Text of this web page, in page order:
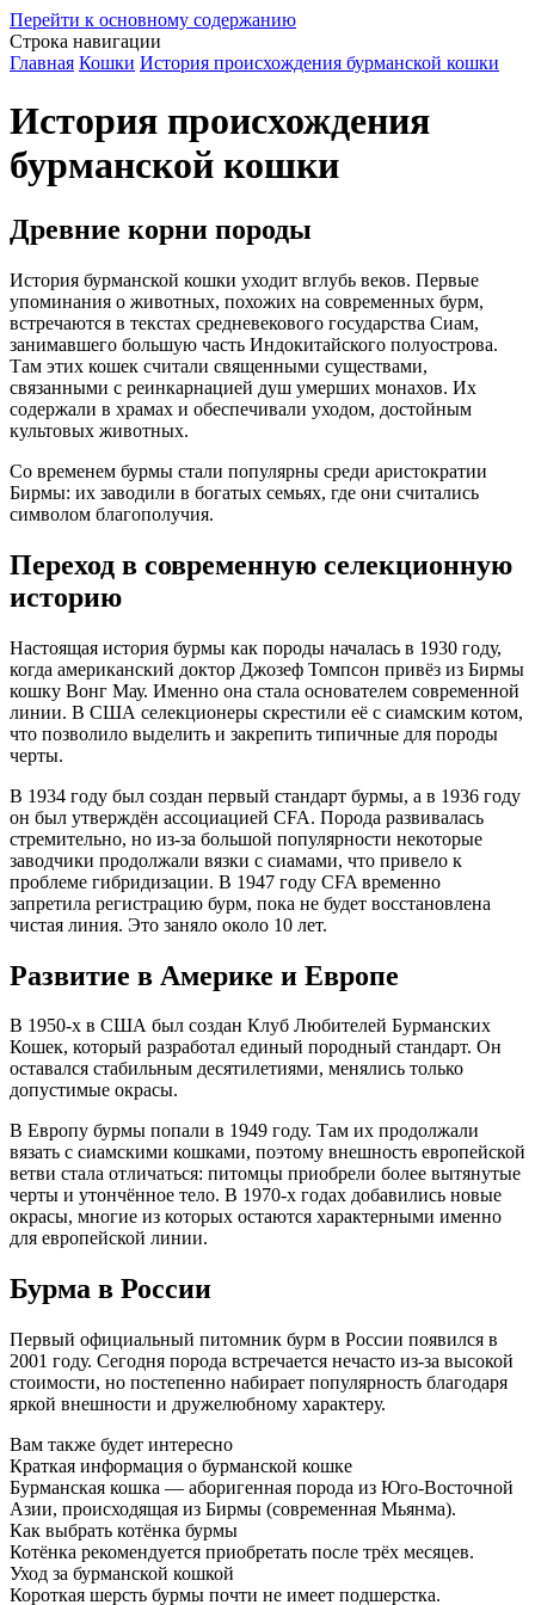
Перейти к основному содержанию
Строка навигации
Главная Кошки История происхождения бурманской кошки
История происхождения
бурманской кошки
Древние корни породы
История бурманской кошки уходит вглубь веков. Первые
упоминания о животных, похожих на современных бурм,
встречаются в текстах средневекового государства Сиам,
занимавшего большую часть Индокитайского полуострова.
Там этих кошек считали священными существами,
связанными с реинкарнацией душ умерших монахов. Их
содержали в храмах и обеспечивали уходом, достойным
культовых животных.
Со временем бурмы стали популярны среди аристократии
Бирмы: их заводили в богатых семьях, где они считались
символом благополучия.
Переход в современную селекционную
историю
Настоящая история бурмы как породы началась в 1930 году,
когда американский доктор Джозеф Томпсон привёз из Бирмы
кошку Вонг Мау. Именно она стала основателем современной
линии. В США селекционеры скрестили её с сиамским котом,
что позволило выделить и закрепить типичные для породы
черты.
В 1934 году был создан первый стандарт бурмы, а в 1936 году
он был утверждён ассоциацией CFA. Порода развивалась
стремительно, но из-за большой популярности некоторые
заводчики продолжали вязки с сиамами, что привело к
проблеме гибридизации. В 1947 году CFA временно
запретила регистрацию бурм, пока не будет восстановлена
чистая линия. Это заняло около 10 лет.
Развитие в Америке и Европе
В 1950-х в США был создан Клуб Любителей Бурманских
Кошек, который разработал единый породный стандарт. Он
оставался стабильным десятилетиями, менялись только
допустимые окрасы.
В Европу бурмы попали в 1949 году. Там их продолжали
вязать с сиамскими кошками, поэтому внешность европейской
ветви стала отличаться: питомцы приобрели более вытянутые
черты и утончённое тело. В 1970-х годах добавились новые
окрасы, многие из которых остаются характерными именно
для европейской линии.
Бурма в России
Первый официальный питомник бурм в России появился в
2001 году. Сегодня порода встречается нечасто из-за высокой
стоимости, но постепенно набирает популярность благодаря
яркой внешности и дружелюбному характеру.
Вам также будет интересно
Краткая информация о бурманской кошке
Бурманская кошка — аборигенная порода из Юго-Восточной
Азии, происходящая из Бирмы (современная Мьянма).
Как выбрать котёнка бурмы
Котёнка рекомендуется приобретать после трёх месяцев.
Уход за бурманской кошкой
Короткая шерсть бурмы почти не имеет подшерстка.